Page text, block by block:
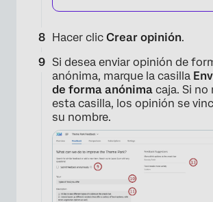
Hacer clic Crear opinión.
Si desea enviar opinión de
anónima, marque la casilla
de forma anónima caja. Si no
esta casilla, los opinión se
su nombre.